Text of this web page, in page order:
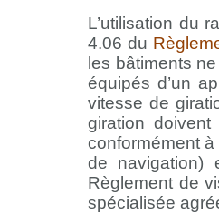
L’utilisation du
4.06 du
les bâtiments
équipés d’un
vitesse de
giration
conformément à
de navigation)
Règlement de
spécialisée